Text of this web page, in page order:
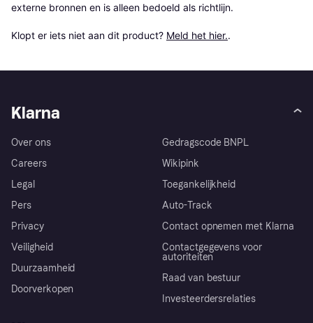
externe bronnen en is alleen bedoeld als richtlijn.
Klopt er iets niet aan dit product? Meld het hier..
Klarna
Over ons
Careers
Legal
Pers
Privacy
Veiligheid
Duurzaamheid
Doorverkopen
Gedragscode BNPL
Wikipink
Toegankelijkheid
Auto-Track
Contact opnemen met Klarna
Contactgegevens voor
autoriteiten
Raad van bestuur
Investeerdersrelaties